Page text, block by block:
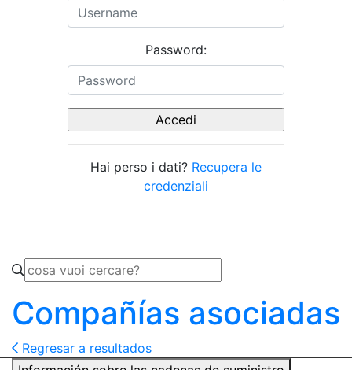
Password:
Hai perso i dati? Recupera le
credenziali
Compañías asociadas
Regresar a resultados